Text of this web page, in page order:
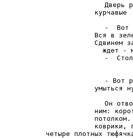
Дверь
-  Вот
Вся в
Сдвинем
ждет -
-
- Вот
умыться
Он
ним:
коврики,
четыре плотных